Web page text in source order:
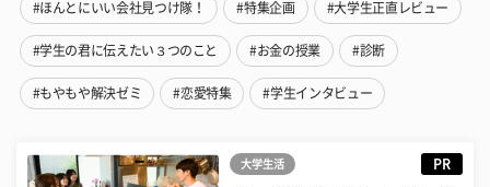
#ほんとにいい会社見つけ隊！ #特集企画 #大学生正直レビュー
#学生の君に伝えたい３つのこと #お金の授業 #診断
#もやもや解決ゼミ #恋愛特集 #学生インタビュー
大学生活 PR